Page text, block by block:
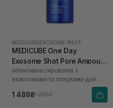
MEDICUBE EXOSOME SHOT
MEDICUBE One Day
Exosome Shot Pore Ampoule
7500 30 мл
Інтенсивна сироватка з
екзосомами та спікулами для
1 488₴1 750₴